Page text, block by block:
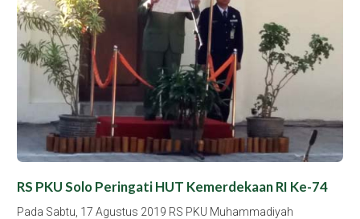
RS PKU Solo Peringati HUT Kemerdekaan RI Ke-74
Pada Sabtu, 17 Agustus 2019 RS PKU Muhammadiyah